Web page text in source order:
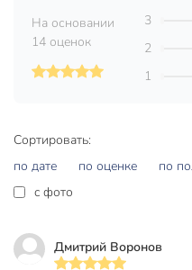
Вы можете
декоративный
другие товары в нашем
низким ценам и с
Размер, см
Страна производства
Материал
Сортировать:
по дате
по оценке
по
c фото
Дмитрий Воронов
На основании
14 оценок
3
2
1